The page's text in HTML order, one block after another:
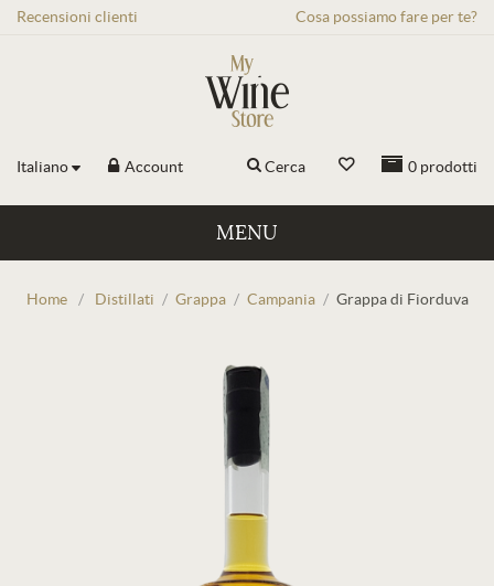
Recensioni clienti Cosa possiamo fare per te?
Italiano Account 0 prodotti
Cerca
MENU
Home / Distillati / Grappa / Campania / Grappa di Fiorduva